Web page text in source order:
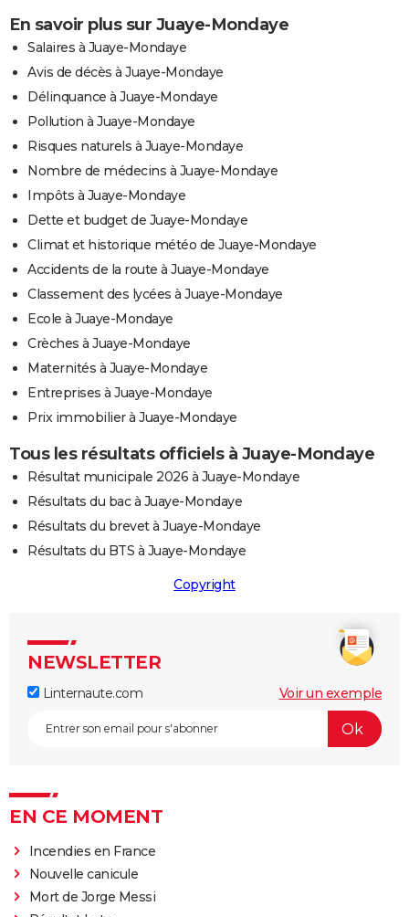
En savoir plus sur Juaye-Mondaye
Salaires à Juaye-Mondaye
Avis de décès à Juaye-Mondaye
Délinquance à Juaye-Mondaye
Pollution à Juaye-Mondaye
Risques naturels à Juaye-Mondaye
Nombre de médecins à Juaye-Mondaye
Impôts à Juaye-Mondaye
Dette et budget de Juaye-Mondaye
Climat et historique météo de Juaye-Mondaye
Accidents de la route à Juaye-Mondaye
Classement des lycées à Juaye-Mondaye
Ecole à Juaye-Mondaye
Crèches à Juaye-Mondaye
Maternités à Juaye-Mondaye
Entreprises à Juaye-Mondaye
Prix immobilier à Juaye-Mondaye
Tous les résultats officiels à Juaye-Mondaye
Résultat municipale 2026 à Juaye-Mondaye
Résultats du bac à Juaye-Mondaye
Résultats du brevet à Juaye-Mondaye
Résultats du BTS à Juaye-Mondaye
Copyright
NEWSLETTER
Linternaute.com Voir un exemple
EN CE MOMENT
Incendies en France
Nouvelle canicule
Mort de Jorge Messi